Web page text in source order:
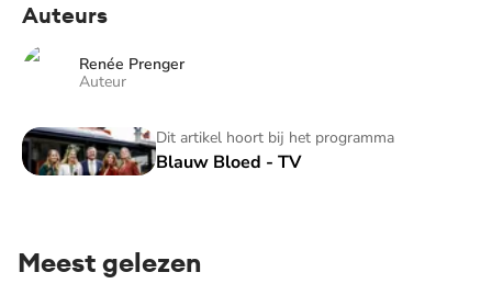
Auteurs
Renée Prenger
Auteur
Dit artikel hoort bij het programma
Blauw Bloed - TV
Blauw Bloed - TV
Meest gelezen